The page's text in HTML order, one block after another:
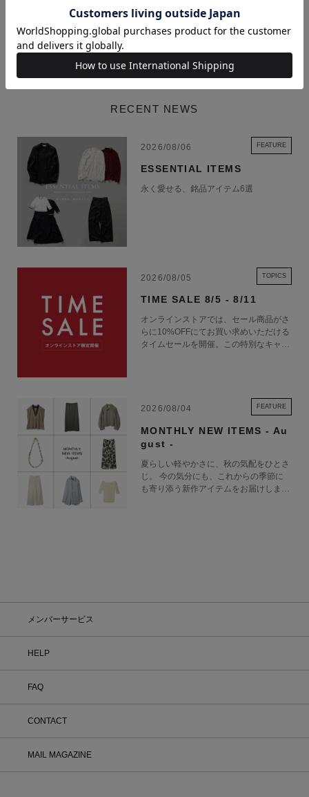
「The city at noon」
Natsu Yamaguchiさんからのコメント
水彩と墨を用いて、鮮やかな作品に仕上げました。-街で一番人気の赤い
カフェや服屋さん食べ物屋さん、散髪屋さん。黒猫のクロの住む街は、い
つもたくさんのお友達で賑わっています-
Natsu Yamaguchi / 山口 奈津
イラストレーター
大阪府出身、東京都在住。2011年京都精華大学デザイン学部イラストレ
ーションコース卒業。文化書道学会 師範免許取得。ラグジュアリーブラ
ンドとのコラボレーションやイベント、広告や書籍など様々な媒体にイラ
ストを展開。筆致を活かすために水彩と墨を主体としたミニマムな表現を
洋と西洋の美的共通項を作品の中で表現し続ける。
【CLASSICS THE SMALL LUXURY（クラシクス･ザ･スモールラグジュ
アリ）】
クラシクス･ザ･スモールラグジュアリは、1879年創業のブルーミング中
想いから2003年に誕生したハンカチーフ専門店です。ハンカチは、小さ
ーズンごとに変化する趣向を凝らしたデザイン。良質な素材。美しい意
匠。企画、デザイン、生産、刺繍加工、接客、包装に至るまで。“格別
の、ひそやかな贅沢“を誰かの日々にお届けすることを願い、クラシクス･
ザ･スモールラグジュアリは生まれました。私たちは、ハンカチを扱うス
ペシャリティストアです。いち枚のハンカチにこめたたくさんの愛を、世
界中へ。
続きを読む
RECENT NEWS
2026/08/06 FEATURE
ESSENTIAL ITEMS
永く愛せる、銘品アイテム6選
2026/08/05 TOPICS
TIME SALE 8/5 - 8/11
オンラインストアでは、セール商品がさ
らに10%OFFにてお買い求めいただける
タイムセールを開催。この特別なキャン
2026/08/04 FEATURE
MONTHLY NEW ITEMS - Au
gust -
夏らしい軽やかさに、秋の気配をひとさ
じ。 今の気分にも、これからの季節に
も寄り添う新作アイテムをお届けしま
メンバーサービス
HELP
FAQ
CONTACT
MAIL MAGAZINE